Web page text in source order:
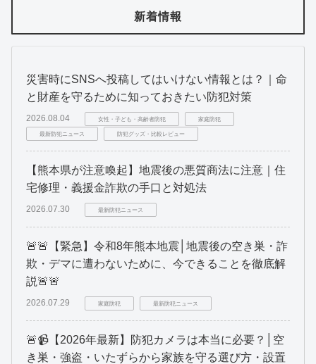
新着情報
災害時にSNSへ投稿してはいけない情報とは？｜命
と財産を守るために知っておきたい防犯対策
2026.08.04 女性・子ども・高齢者防犯 家庭防犯
最新防犯ニュース 防犯グッズ・比較レビュー
【熊本県が注意喚起】地震後の悪質商法に注意｜住
宅修理・義援金詐欺の手口と対処法
2026.07.30 最新防犯ニュース
🚨🚨【緊急】令和8年熊本地震│地震後の空き巣・詐
欺・デマに遭わないために、今できることを徹底解
説🚨🚨
2026.07.29 家庭防犯 最新防犯ニュース
🚨📹【2026年最新】防犯カメラは本当に必要？│空
き巣・強盗・いたずらから家族を守る選び方・設置